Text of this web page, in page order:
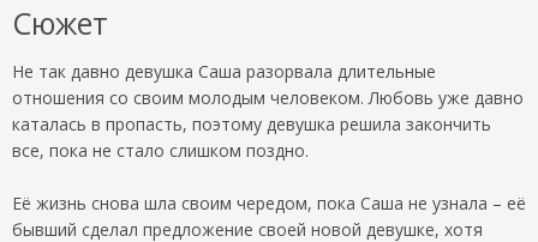
Сюжет
Не так давно девушка Саша разорвала длительные
отношения со своим молодым человеком. Любовь уже давно
каталась в пропасть, поэтому девушка решила закончить
все, пока не стало слишком поздно.
Её жизнь снова шла своим чередом, пока Саша не узнала – её
бывший сделал предложение своей новой девушке, хотя